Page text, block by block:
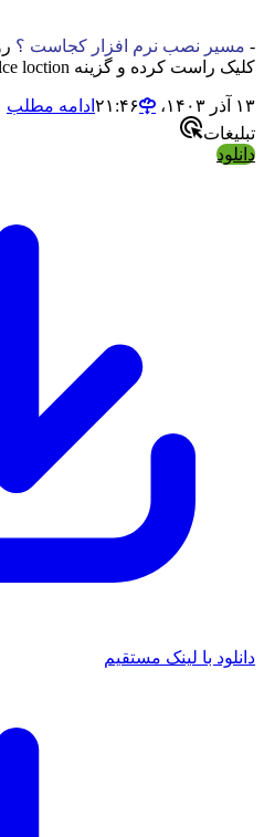
- مسیر نصب نرم افزار کجاست ؟
کلیک راست کرده و گزینه Open filce loction را کلیک می کنید.
۱۳ آذر ۱۴۰۳،‏ ۲۱:۴۶
ادامه مطلب
تبلیغات
دانلود
دانلود با لینک مستقیم